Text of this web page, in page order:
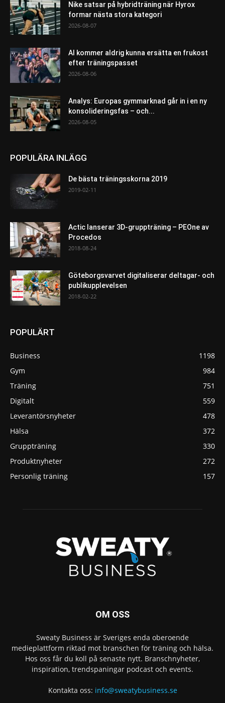
Nike satsar på hybridträning när Hyrox
formar nästa stora kategori
2026-08-07
AI kommer aldrig kunna ersätta en frukost
efter träningspasset
2026-08-06
Analys: Europas gymmarknad går in i en ny
konsolideringsfas – och...
2026-08-05
POPULÄRA INLÄGG
De bästa träningsskorna 2019
2019-02-11
Actic lanserar 3D-gruppträning – PEOne av
Procedos
2018-08-24
Göteborgsvarvet digitaliserar deltagar- och
publikupplevelsen
2018-02-22
POPULÄRT
Business
1198
Gym
984
Träning
751
Digitalt
559
Leverantörsnyheter
478
Hälsa
372
Gruppträning
330
Produktnyheter
272
Personlig träning
157
OM OSS
Sweaty Business är Sveriges enda oberoende
medieplattform riktad mot branschen för träning och hälsa.
Hos oss får du koll på senaste nytt. Branschnyheter,
inspiration, trendspaningar podcast och events.
Kontakta oss: info@sweatybusiness.se